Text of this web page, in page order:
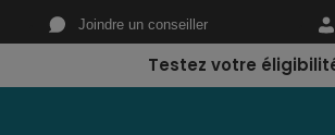
Aller au contenu principal
Joindre un conseiller
Testez votre